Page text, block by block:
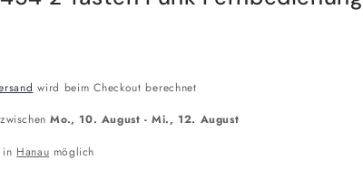
wird beim Checkout berechnet
Mo., 10. August -Mi., 12. August
Hanau möglich